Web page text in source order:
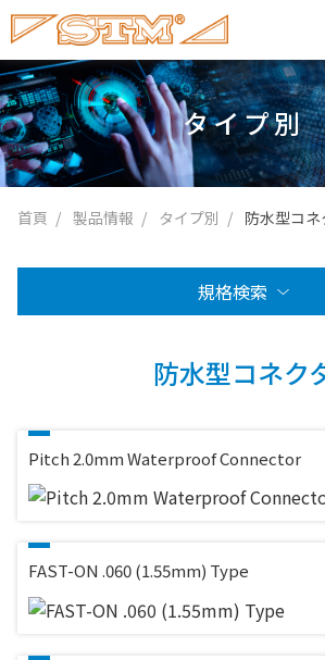
タイプ別
首頁 製品情報 タイプ別 防水型コネ
規格検索
防水型コネク
Pitch 2.0mm Waterproof Connector
FAST-ON .060 (1.55mm) Type